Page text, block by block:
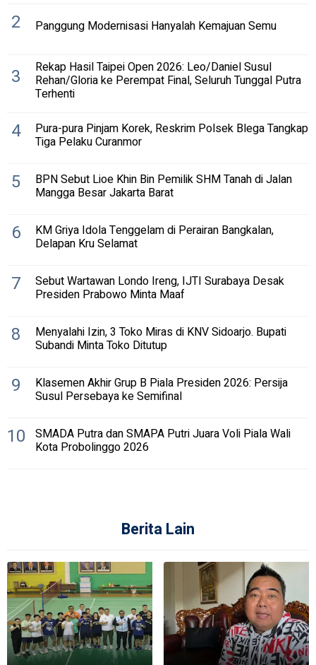
2 Panggung Modernisasi Hanyalah Kemajuan Semu
3 Rekap Hasil Taipei Open 2026: Leo/Daniel Susul
Rehan/Gloria ke Perempat Final, Seluruh Tunggal Putra
Terhenti
4 Pura-pura Pinjam Korek, Reskrim Polsek Blega Tangkap
Tiga Pelaku Curanmor
5 BPN Sebut Lioe Khin Bin Pemilik SHM Tanah di Jalan
Mangga Besar Jakarta Barat
6 KM Griya Idola Tenggelam di Perairan Bangkalan,
Delapan Kru Selamat
7 Sebut Wartawan Londo Ireng, IJTI Surabaya Desak
Presiden Prabowo Minta Maaf
8 Menyalahi Izin, 3 Toko Miras di KNV Sidoarjo. Bupati
Subandi Minta Toko Ditutup
9 Klasemen Akhir Grup B Piala Presiden 2026: Persija
Susul Persebaya ke Semifinal
10 SMADA Putra dan SMAPA Putri Juara Voli Piala Wali
Kota Probolinggo 2026
Berita Lain